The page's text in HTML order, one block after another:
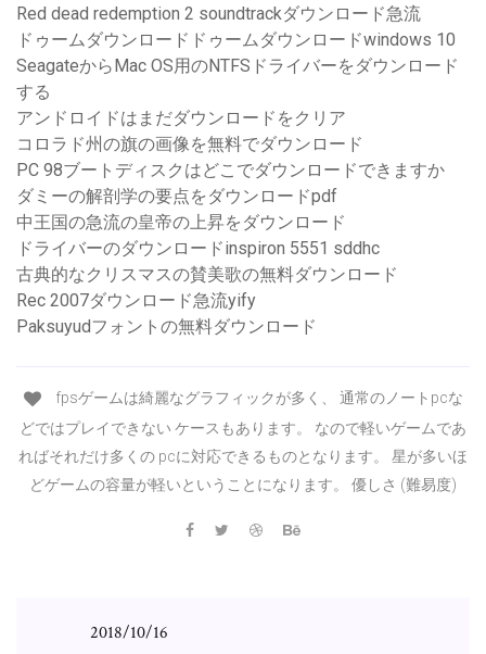
Red dead redemption 2 soundtrackダウンロード急流
ドゥームダウンロードドゥームダウンロードwindows 10
SeagateからMac OS用のNTFSドライバーをダウンロード
する
アンドロイドはまだダウンロードをクリア
コロラド州の旗の画像を無料でダウンロード
PC 98ブートディスクはどこでダウンロードできますか
ダミーの解剖学の要点をダウンロードpdf
中王国の急流の皇帝の上昇をダウンロード
ドライバーのダウンロードinspiron 5551 sddhc
古典的なクリスマスの賛美歌の無料ダウンロード
Rec 2007ダウンロード急流yify
Paksuyudフォントの無料ダウンロード
fpsゲームは綺麗なグラフィックが多く、 通常のノートpcな
どではプレイできない ケースもあります。 なので軽いゲームであ
ればそれだけ多くの pcに対応できるものとなります。 星が多いほ
どゲームの容量が軽いということになります。 優しさ (難易度)
2018/10/16